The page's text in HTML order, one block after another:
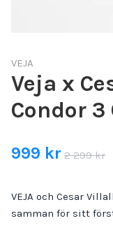
VEJA
Veja x
Condor 3
999 kr 2 299 kr
VEJA och Cesar
samman för sitt